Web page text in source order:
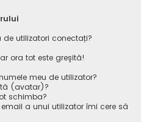
utilizatori conectați?
ora tot este greşită!
meu de utilizator?
(avatar)?
schimba?
a unui utilizator îmi cere să